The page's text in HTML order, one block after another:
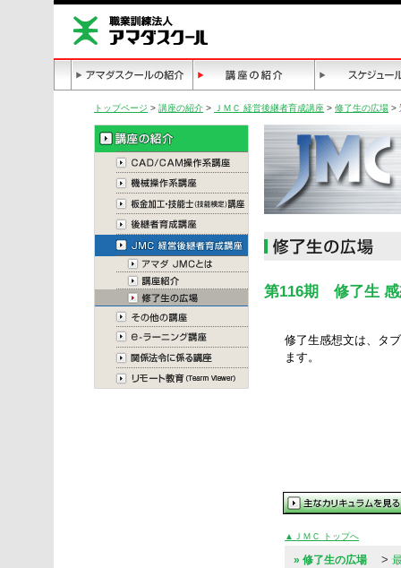
トップページ > 講座の紹介 > ＪＭＣ 経営後継者育成講座 > 修了生の広場 >
第116期 修了生 感
修了生感想文は、タ
ます。
▲ＪＭＣ トップへ
» 修了生の広場 >